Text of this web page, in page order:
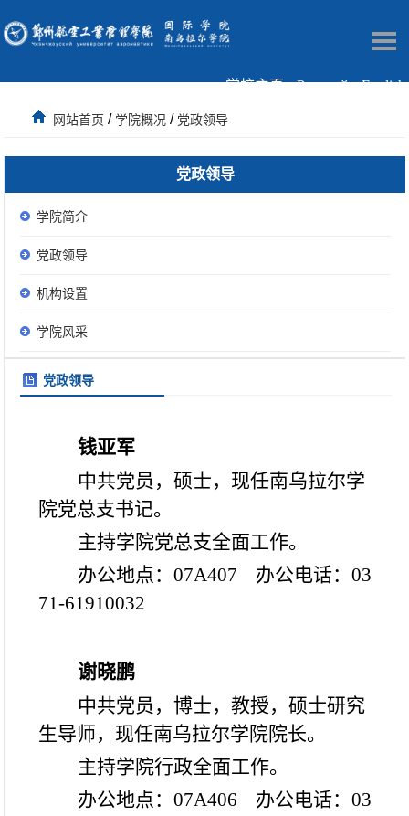
学校主页 Русский English
网站首页 /学院概况 / 党政领导
党政领导
学院简介
党政领导
机构设置
学院风采
党政领导
钱亚军
中共党员，硕士，现任南乌拉尔学
院党总支书记。
主持学院党总支全面工作。
办公地点：07A407 办公电话：03
71-61910032
谢晓鹏
中共党员，博士，教授，硕士研究
生导师，现任南乌拉尔学院院长。
主持学院行政全面工作。
办公地点：07A406 办公电话：03